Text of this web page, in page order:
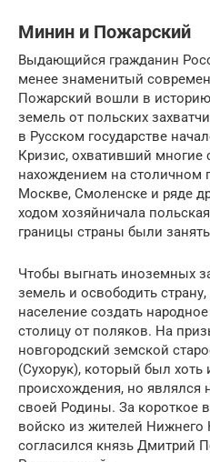
Минин и Пожарский
Выдающийся гражданин
менее знаменитый
Пожарский вошли в историю
земель от польских
в Русском государстве
Кризис, охвативший многие
нахождением на столичном
Москве, Смоленске и ряде
ходом хозяйничала
границы страны были
Чтобы выгнать иноземных
земель и освободить
население создать
столицу от поляков. На
новгородский земской
(Сухорук), который был хоть
происхождения, но являлся
своей Родины. За короткое
войско из жителей Нижнего
согласился князь Дмитрий